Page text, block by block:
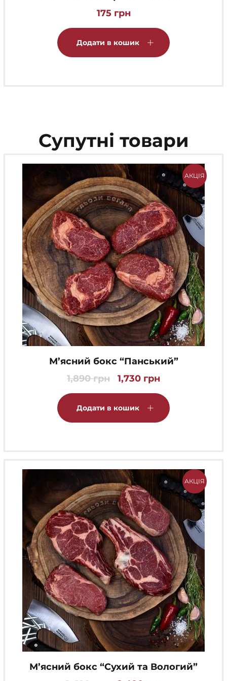
175 грн
Додати в кошик
Супутні товари
АКЦІЯ
М’ясний бокс “Панський”
1,890грн
Оригінальна
1,730 грн
1,730 грн.
Додати в кошик
АКЦІЯ
М’ясний бокс “Сухий та Вологий”